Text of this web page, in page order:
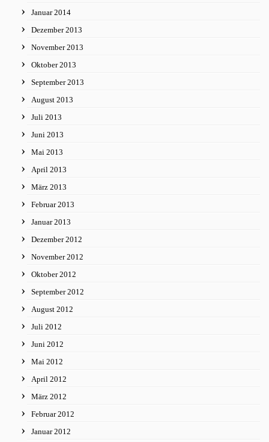
Januar 2014
Dezember 2013
November 2013
Oktober 2013
September 2013
August 2013
Juli 2013
Juni 2013
Mai 2013
April 2013
März 2013
Februar 2013
Januar 2013
Dezember 2012
November 2012
Oktober 2012
September 2012
August 2012
Juli 2012
Juni 2012
Mai 2012
April 2012
März 2012
Februar 2012
Januar 2012